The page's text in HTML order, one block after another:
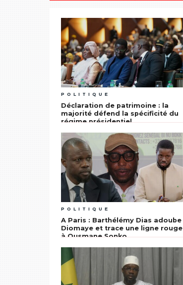
POLITIQUE
Déclaration de patrimoine : la
majorité défend la spécificité du
régime présidentiel
POLITIQUE
A Paris : Barthélémy Dias adoube
Diomaye et trace une ligne rouge
à Ousmane Sonko